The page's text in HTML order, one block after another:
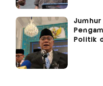
Jumhur
Politik